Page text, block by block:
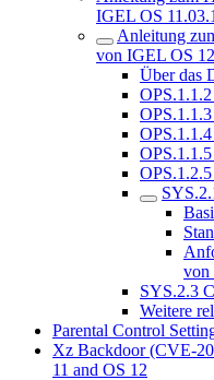
IGEL OS
Anleitung
von IGEL OS 12
Über das
von
SYS.2.3
Weitere
Parental Control
Xz Backdoor (CVE-
11 and OS 12